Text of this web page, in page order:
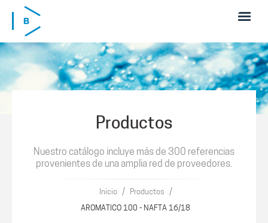
Pasar al contenido principal
Productos
Nuestro catálogo incluye más de 300 referencias
provenientes de una amplia red de proveedores.
Inicio / Productos /
AROMATICO 100 - NAFTA 16/18